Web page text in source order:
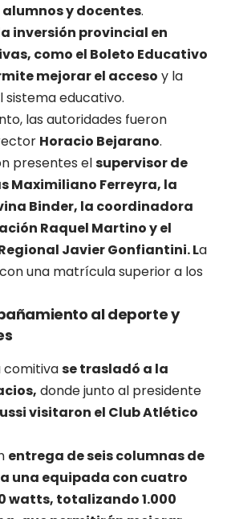
y docentes.
inversión provincial en
como el Boleto Educativo
mejorar el acceso y la
educativo.
las autoridades fueron
Horacio Bejarano.
presentes elsupervisor de
Maximiliano Ferreyra, la
Binder, la coordinadora
Raquel Martino y el
Javier Gonfiantini. La
una matrícula superior a los
al deporte y
comitivase trasladó a la
donde junto al presidente
visitaron el Club Atlético
entrega de seis columnas de
una equipada con cuatro
watts, totalizando 1.000